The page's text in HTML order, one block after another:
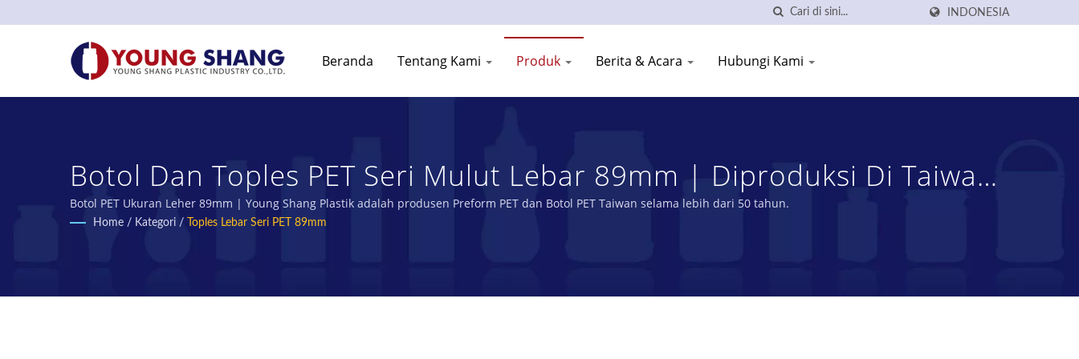
INDONESIA
Beranda Tentang Kami Produk Berita & Acara Hubungi Kami
Botol Dan Toples PET Seri Mulut Lebar 89mm | Diproduksi Di Taiwan
Oleh Produsen Botol Dan Toples PET | YOUNG SHANG PLASTIC
Botol PET Ukuran Leher 89mm | Young Shang Plastik adalah produsen Preform PET dan Botol PET Taiwan selama lebih dari 50 tahun.
Home / Kategori / Toples Lebar Seri PET 89mm